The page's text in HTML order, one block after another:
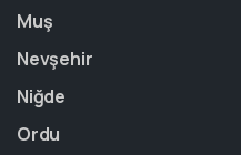
Muş
Nevşehir
Niğde
Ordu